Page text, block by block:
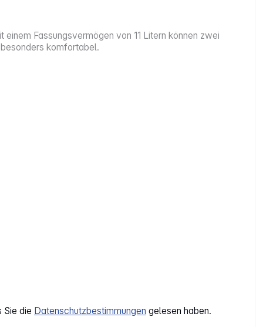
Sie die Datenschutzbestimmungen gelesen haben.
Fassungsvermögen von 11 Litern können zwei
komfortabel.